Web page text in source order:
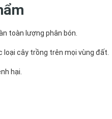
toàn lượng phân bón.
loại cây trồng trên mọi vùng đất.
hại.